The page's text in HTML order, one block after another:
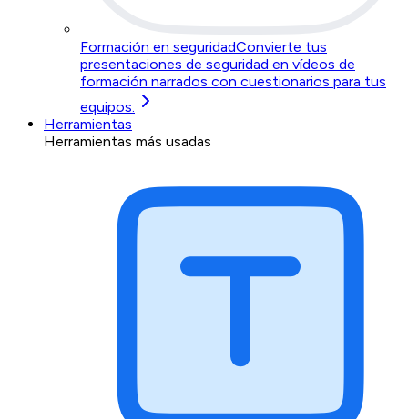
Formación en seguridadConvierte tus
presentaciones de seguridad en vídeos de
formación narrados con cuestionarios para tus
equipos.
Herramientas
Herramientas más usadas